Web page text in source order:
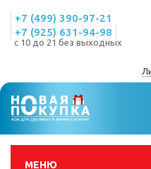
+7 (499) 390-97-21
+7 (925) 631-94-98
с 10 до 21 без выходных
МЕНЮ